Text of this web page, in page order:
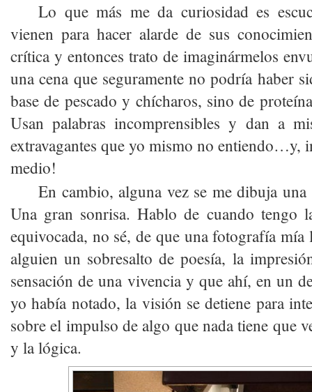
Lo que más me da curiosidad es
vienen para hacer alarde de sus
crítica y entonces trato de imaginármelos
una cena que seguramente no podría haber
base de pescado y chícharos, sino de
Usan palabras incomprensibles y dan a
extravagantes que yo mismo no entiendo…y,
medio!
En cambio, alguna vez se me dibuja
Una gran sonrisa. Hablo de cuando tengo
equivocada, no sé, de que una fotografía mía
alguien un sobresalto de poesía, la
sensación de una vivencia y que ahí, en un
yo había notado, la visión se detiene para
sobre el impulso de algo que nada tiene que
y la lógica.